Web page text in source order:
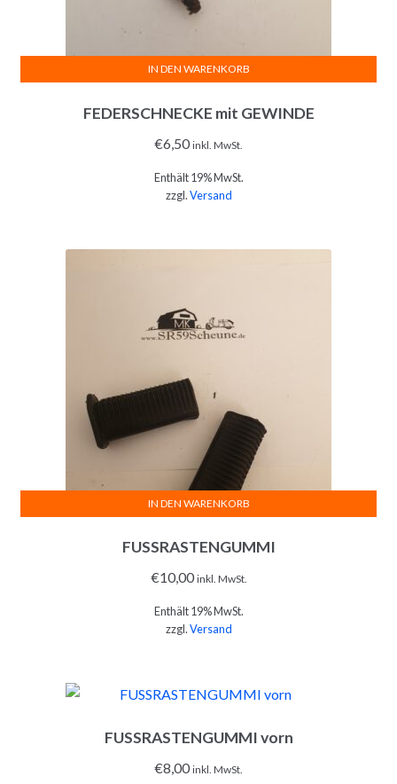
FEDERSCHNECKE mit GEWINDE
€6,50 inkl. MwSt.
Enthält 19% MwSt.
zzgl.Versand
IN DEN WARENKORB
FUSSRASTENGUMMI
€10,00 inkl. MwSt.
Enthält 19% MwSt.
zzgl.Versand
IN DEN WARENKORB
FUSSRASTENGUMMI vorn
€8,00 inkl. MwSt.